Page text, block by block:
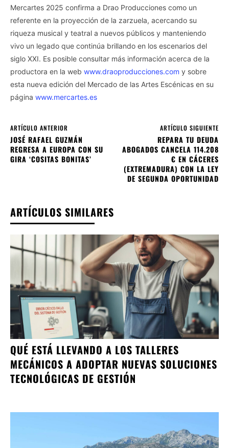
Mercartes 2025 confirma a Drao Producciones como un
referente en la proyección de la zarzuela, acercando su
riqueza musical y teatral a nuevos públicos y manteniendo
vivo un legado que continúa brillando en los escenarios del
siglo XXI. Es posible consultar más información acerca de la
productora en la web www.draoproducciones.com y sobre
esta nueva edición del Mercado de las Artes Escénicas en su
página www.mercartes.es
ARTÍCULO ANTERIOR
JOSÉ RAFAEL GUZMÁN
REGRESA A EUROPA CON SU
GIRA ‘COSITAS BONITAS’
ARTÍCULO SIGUIENTE
REPARA TU DEUDA
ABOGADOS CANCELA 114.208
€ EN CÁCERES
(EXTREMADURA) CON LA LEY
DE SEGUNDA OPORTUNIDAD
ARTÍCULOS SIMILARES
QUÉ ESTÁ LLEVANDO A LOS TALLERES
MECÁNICOS A ADOPTAR NUEVAS SOLUCIONES
TECNOLÓGICAS DE GESTIÓN